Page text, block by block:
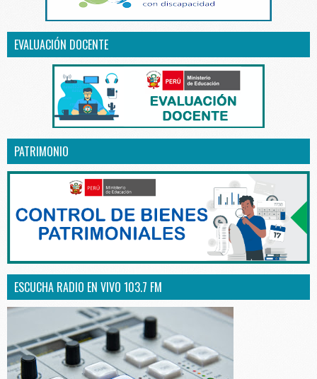
EVALUACIÓN DOCENTE
PATRIMONIO
ESCUCHA RADIO EN VIVO 103.7 FM